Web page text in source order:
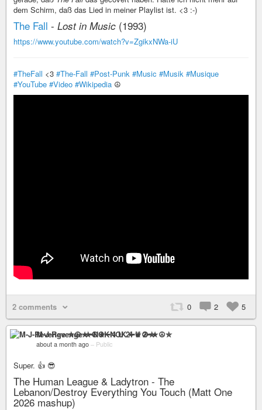
dem Schirm, daß das Lied in meiner Playlist ist. <3 :-)
The Fall - Lost in Music (1993)
https://www.youtube.com/watch?v=ZgikxNWa-iU
#TheFall <3 #The-Fall #Post-Punk #Music #Musik #Musique
#YouTube #Video #Wikipedia ☮️
2 comments 0 2 5
M-J-Revenge ✮☮★━NOK 4 U 2━★☮✮
about a month ago – Public
Super. 👍 😎
The Human League & Ladytron - The
Lebanon/Destroy Everything You Touch (Matt One
2026 mashup)